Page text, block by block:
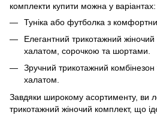
комплекти купити можна у варіантах:
Туніка або футболка з
Елегантний трикотажний жіночий
халатом, сорочкою та шортами.
Зручний трикотажний комбінезон
халатом.
Завдяки широкому асортименту, ви
трикотажний жіночий комплект, що